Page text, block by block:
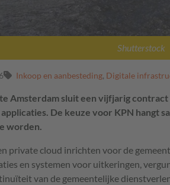
Shutterstock
Inkoop en aanbesteding, Digitale
Amsterdam sluit een vijfjarig
De keuze voor KPN hangt
worden.
private cloud inrichten voor de
en systemen voor uitkeringen,
van de gemeentelijke